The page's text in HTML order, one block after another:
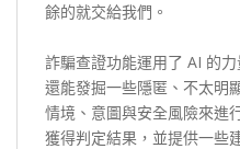
餘的就交給我們。
詐騙查證功能運用了 AI 的
還能發掘一些隱匿、不太明
情境、意圖與安全風險來進
獲得判定結果，並提供一些